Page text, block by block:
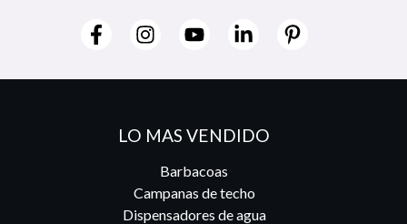
LO MAS VENDIDO
Barbacoas
Campanas de techo
Dispensadores de agua